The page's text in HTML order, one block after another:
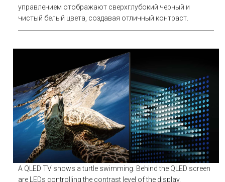
управлением отображают сверхглубокий черный и
чистый белый цвета, создавая отличный контраст.
A QLED TV shows a turtle swimming. Behind the QLED screen
are LEDs controlling the contrast level of the display.